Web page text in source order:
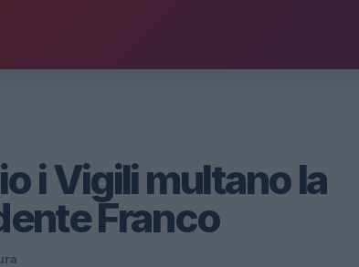
i Vigili multano la
Franco